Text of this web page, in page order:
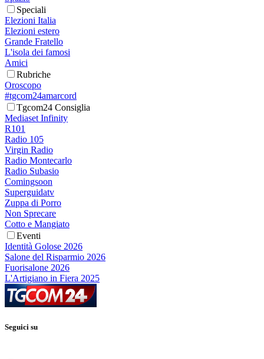
Speciali
Elezioni Italia
Elezioni estero
Grande Fratello
L'isola dei famosi
Amici
Rubriche
Oroscopo
#tgcom24amarcord
Tgcom24 Consiglia
Mediaset Infinity
R101
Radio 105
Virgin Radio
Radio Montecarlo
Radio Subasio
Comingsoon
Superguidatv
Zuppa di Porro
Non Sprecare
Cotto e Mangiato
Eventi
Identità Golose 2026
Salone del Risparmio 2026
Fuorisalone 2026
L'Artigiano in Fiera 2025
Seguici su